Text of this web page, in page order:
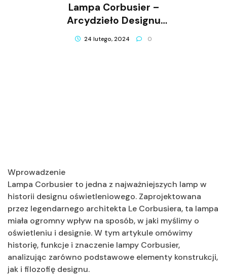
Lampa Corbusier –
Arcydzieło Designu
Oświetleniowego
24 lutego, 2024 0
Wprowadzenie
Lampa Corbusier to jedna z najważniejszych lamp w
historii designu oświetleniowego. Zaprojektowana
przez legendarnego architekta Le Corbusiera, ta lampa
miała ogromny wpływ na sposób, w jaki myślimy o
oświetleniu i designie. W tym artykule omówimy
historię, funkcje i znaczenie lampy Corbusier,
analizując zarówno podstawowe elementy konstrukcji,
jak i filozofię designu.